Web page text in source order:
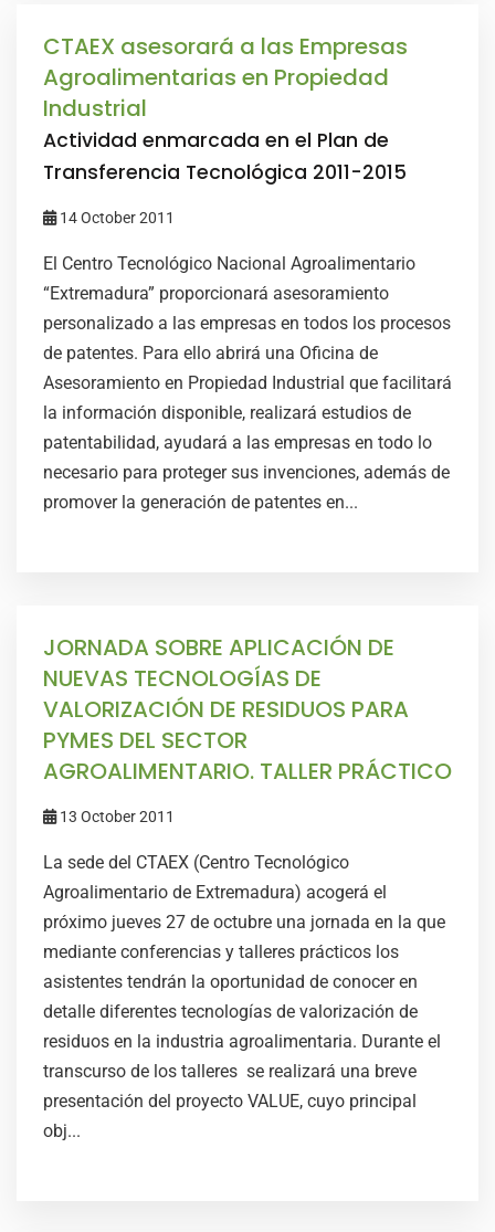
CTAEX asesorará a las Empresas
Agroalimentarias en Propiedad
Industrial
Actividad enmarcada en el Plan de
Transferencia Tecnológica 2011-2015
14 October 2011
El Centro Tecnológico Nacional Agroalimentario
“Extremadura” proporcionará asesoramiento
personalizado a las empresas en todos los procesos
de patentes. Para ello abrirá una Oficina de
Asesoramiento en Propiedad Industrial que facilitará
la información disponible, realizará estudios de
patentabilidad, ayudará a las empresas en todo lo
necesario para proteger sus invenciones, además de
promover la generación de patentes en...
JORNADA SOBRE APLICACIÓN DE
NUEVAS TECNOLOGÍAS DE
VALORIZACIÓN DE RESIDUOS PARA
PYMES DEL SECTOR
AGROALIMENTARIO. TALLER PRÁCTICO
13 October 2011
La sede del CTAEX (Centro Tecnológico
Agroalimentario de Extremadura) acogerá el
próximo jueves 27 de octubre una jornada en la que
mediante conferencias y talleres prácticos los
asistentes tendrán la oportunidad de conocer en
detalle diferentes tecnologías de valorización de
residuos en la industria agroalimentaria. Durante el
transcurso de los talleres se realizará una breve
presentación del proyecto VALUE, cuyo principal
obj...